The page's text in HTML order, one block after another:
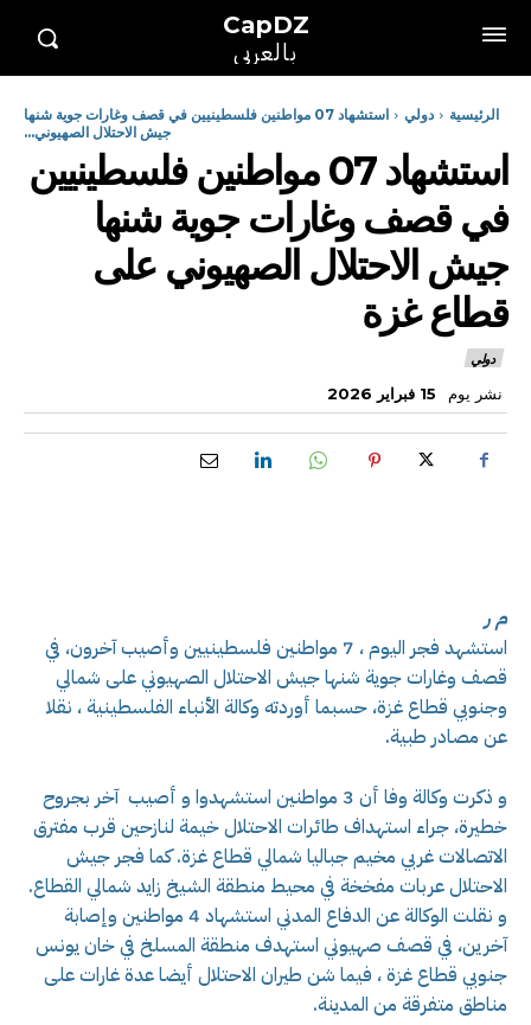
CapDZ
بالعربي
الرئيسية دولي
استشهاد 07 مواطنين فلسطينيين في قصف وغارات جوية شنها
جيش الاحتلال الصهيوني...
استشهاد 07 مواطنين فلسطينيين
في قصف وغارات جوية شنها
جيش الاحتلال الصهيوني على
قطاع غزة
دولي
نشر يوم 15 فبراير 2026
م ر
استشهد فجر اليوم ، 7 مواطنين فلسطينيين وأصيب آخرون، في
قصف وغارات جوية شنها جيش الاحتلال الصهيوني على شمالي
وجنوبي قطاع غزة، حسبما أوردته وكالة الأنباء الفلسطينية ، نقلا
عن مصادر طبية.
و ذكرت وكالة وفا أن 3 مواطنين استشهدوا و أصيب آخر بجروح
خطيرة، جراء استهداف طائرات الاحتلال خيمة لنازحين قرب مفترق
الاتصالات غربي مخيم جباليا شمالي قطاع غزة. كما فجر جيش
الاحتلال عربات مفخخة في محيط منطقة الشيخ زايد شمالي القطاع.
و نقلت الوكالة عن الدفاع المدني استشهاد 4 مواطنين وإصابة
آخرين، في قصف صهيوني استهدف منطقة المسلخ في خان يونس
جنوبي قطاع غزة ، فيما شن طيران الاحتلال أيضا عدة غارات على
مناطق متفرقة من المدينة.